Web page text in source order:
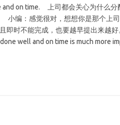
and on time. 上司都会关心为什么
小编：感觉很对，想想你是那个上
即时不能完成，也要越早提出来越
well and on time is much more